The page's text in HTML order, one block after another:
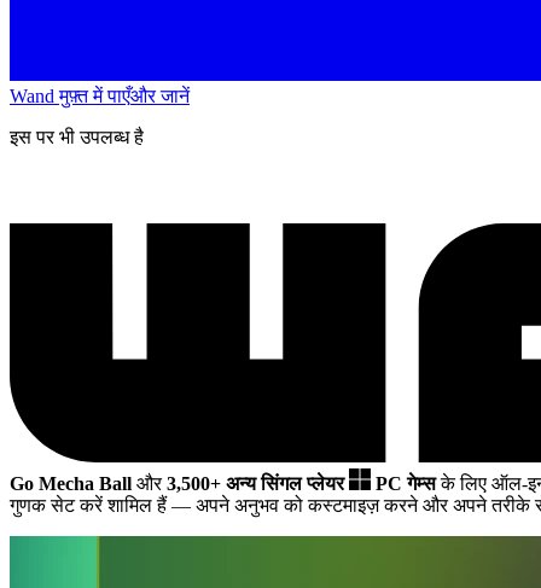
Wand मुफ़्त में पाएँऔर जानें
इस पर भी उपलब्ध है
Go Mecha Ball और3,500+ अन्य सिंगल प्लेयर PC गेम्सके लिए ऑल-
गुणक सेट करें शामिल हैं — अपने अनुभव को कस्टमाइज़ करने और अपने तरीके